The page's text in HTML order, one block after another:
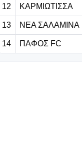
12 ΚΑΡΜΙΩΤΙΣΣΑ
13 ΝΕΑ ΣΑΛΑΜΙΝΑ
14 ΠΑΦΟΣ FC